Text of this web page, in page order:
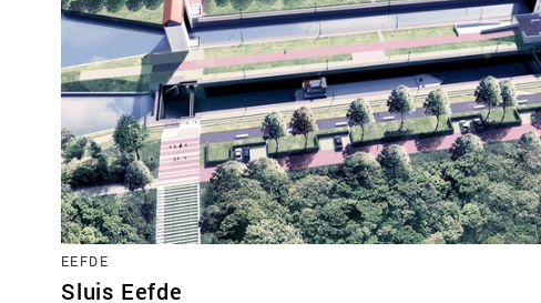
EEFDE
Sluis Eefde